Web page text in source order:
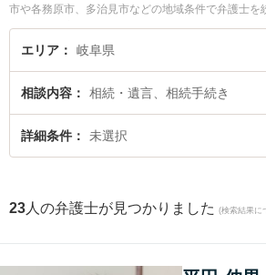
市や各務原市、多治見市などの地域条件で弁護士を
に関係する家族間の相続トラブルや認知症の相続、
の絞り込み検索もでき便利です。特に旭合同法律事
『岐阜県で土日や夜間に発生した相続手続きのトラ
談したい』『相続手続きのトラブル解決の実績豊富
い』『初回相談無料で相続手続きを法律相談できる
エリア 岐阜県
相談内容 相続・遺言、相続手続き
詳細条件 未選択
23 人の弁護士が見つかりました (検索結果に